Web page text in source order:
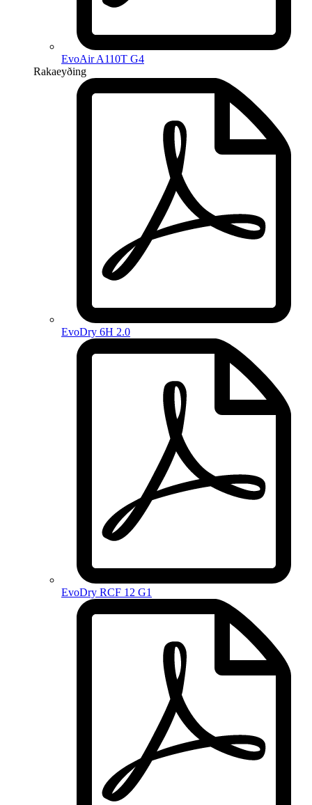
EvoAir A110T G4
Rakaeyðing
EvoDry 6H 2.0
EvoDry RCF 12 G1